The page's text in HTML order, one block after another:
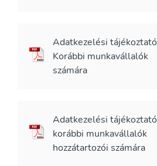
Adatkezelési tájékoztató
Korábbi munkavállalók
számára
Adatkezelési tájékoztató
korábbi munkavállalók
hozzátartozói számára